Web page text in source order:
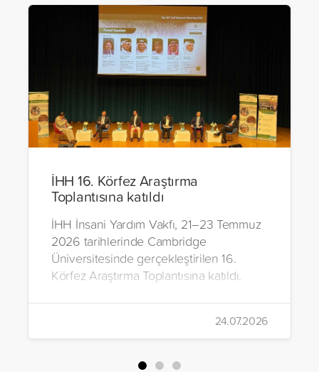
İHH 16. Körfez Araştırma
Toplantısına katıldı
İHH İnsani Yardım Vakfı, 21–23 Temmuz
2026 tarihlerinde Cambridge
Üniversitesinde gerçekleştirilen 16.
Körfez Araştırma Toplantısına katıldı.
24.07.2026